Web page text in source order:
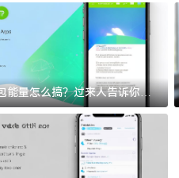
下载
能量怎么搞？过来人告诉你门